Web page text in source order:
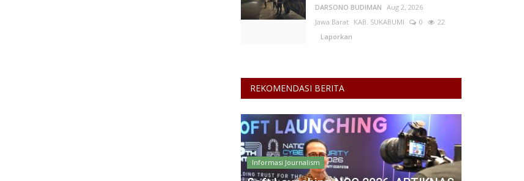
DARSONO BUDIMAN Aug 2, 2026
Jawa Barat KAB. SUKABUMI 0
22
Laporkan
REKOMENDASI BERITA
Informasi Journalism